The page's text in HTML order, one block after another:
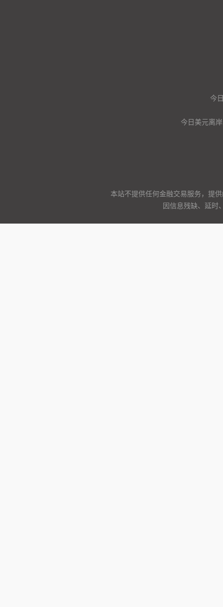
今
今日美元离
本站不提供任何金融交易服务，提
因信息残缺、延时